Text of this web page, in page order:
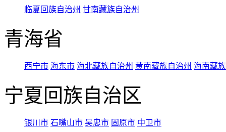
临夏回族自治州 甘南藏族自治州
青海省
西宁市 海东市 海北藏族自治州 黄南藏族自治州 海南藏
宁夏回族自治区
银川市 石嘴山市 吴忠市 固原市 中卫市